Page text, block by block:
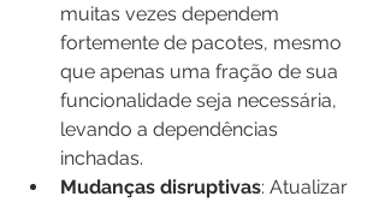
muitas vezes dependem
fortemente de pacotes, mesmo
que apenas uma fração de sua
funcionalidade seja necessária,
levando a dependências
inchadas.
Mudanças disruptivas: Atualizar